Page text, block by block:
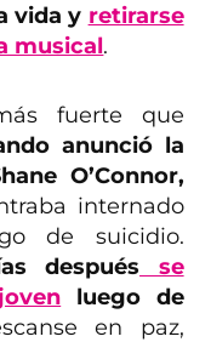
vida y retirarse
musical.
fuerte que
anunció la
O’Connor,
internado
de suicidio.
después se
luego de
en paz,